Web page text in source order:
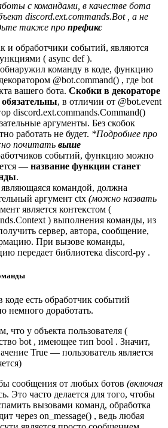
с командами, в качестве бота
discord.ext.commands.Bot , а не
также про префикс
и обработчики событий, являются
( async def ).
команду в коде, функцию
@bot.command() , где bot
вашего бота. Скобки в декораторе
, в отличии от @bot.event
discord.ext.commands.Command()
аргументы. Без скобок
работать не будет. *Подробнее про
почитать выше
событий, функцию можно
— название функции станет
.
командой, должна
аргумент ctx (можно назвать
является контекстом (
) выполнения команды, из
сервер, автора, сообщение,
При вызове команды,
передает библиотека discord-py .
коде есть обработчик событий
немного доработать.
что у объекта пользователя (
bot , имеющее тип bool . Значит,
True — пользователь является
сообщения от любых ботов (включая
Это часто делается для того, чтобы
вызовами команд, обработка
через on_message() , ведь любая